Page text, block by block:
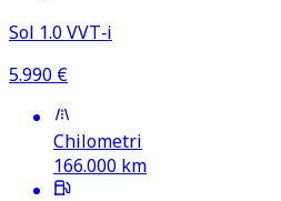
Sol 1.0 VVT‑i
5.990 €
Chilometri
166.000 km